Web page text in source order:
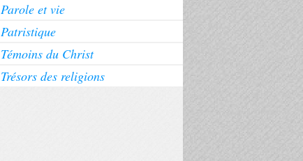
Parole et vie
Patristique
Témoins du Christ
Trésors des religions